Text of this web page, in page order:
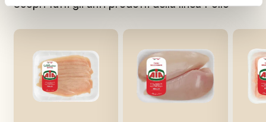
Scopri tutti gli altri prodotti della linea Pollo